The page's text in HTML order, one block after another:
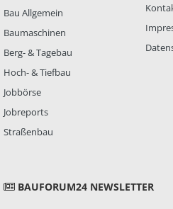
Bau Allgemein
Baumaschinen
Berg- & Tagebau
Hoch- & Tiefbau
Jobbörse
Jobreports
Straßenbau
BAUFORUM24 NEWSLETTER